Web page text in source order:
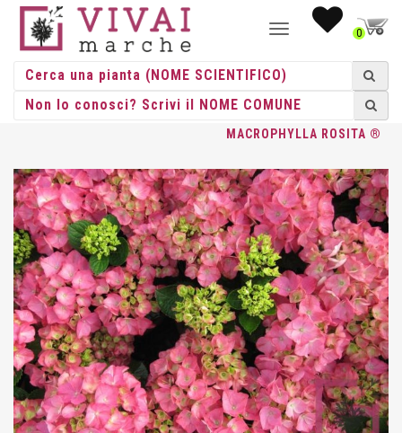
NAVIGAZIONE0
HOME /ACIDOFILE/ HYDRANGEE /HYDRANGEA / HYDRANGEA
MACROPHYLLA ROSITA ®